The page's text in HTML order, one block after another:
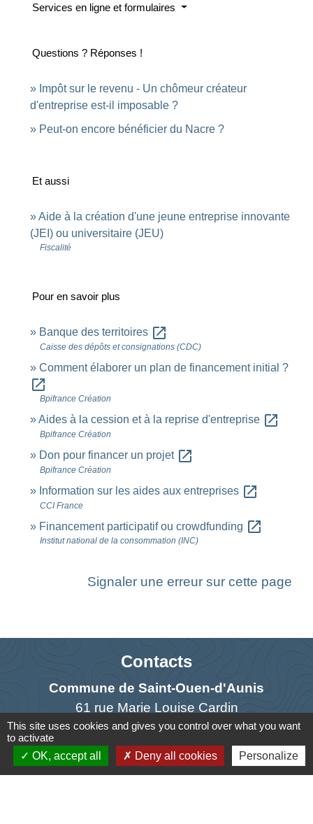
Services en ligne et formulaires
Questions ? Réponses !
Impôt sur le revenu - Un chômeur créateur
d'entreprise est-il imposable ?
Peut-on encore bénéficier du Nacre ?
Et aussi
Aide à la création d'une jeune entreprise innovante
(JEI) ou universitaire (JEU)
Fiscalité
Pour en savoir plus
Banque des territoires open_in_new
Caisse des dépôts et consignations (CDC)
Comment élaborer un plan de financement initial ?
open_in_new
Bpifrance Création
Aides à la cession et à la reprise d'entreprise open_in_new
Bpifrance Création
Don pour financer un projet open_in_new
Bpifrance Création
Information sur les aides aux entreprises open_in_new
CCI France
Financement participatif ou crowdfunding open_in_new
Institut national de la consommation (INC)
Signaler une erreur sur cette page
Contacts
Commune de Saint-Ouen-d'Aunis
61 rue Marie Louise Cardin
17230 Saint-Ouen-d'Aunis - FRANCE
+33 5 46 01 40 64
Contact par formulaire
This site uses cookies and gives you control over what you want
to activate
OK, accept all
Deny all cookies Personalize